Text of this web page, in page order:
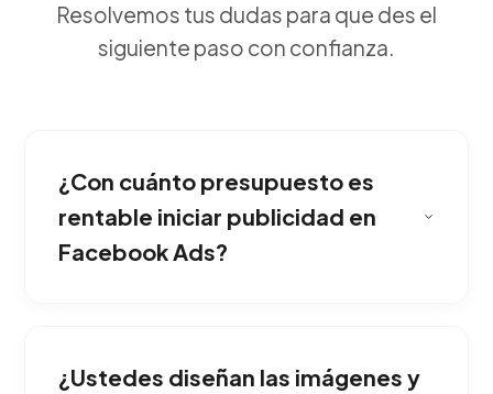
Resolvemos tus dudas para que des el
siguiente paso con confianza.
¿Con cuánto presupuesto es
rentable iniciar publicidad en
Facebook Ads?
hacen indispensable para encontrar
¿Ustedes diseñan las imágenes y